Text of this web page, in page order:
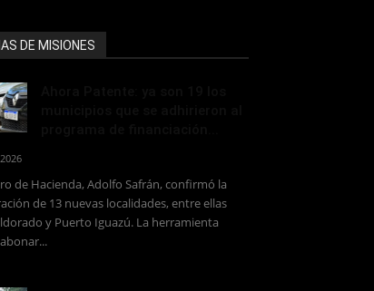
DE MISIONES
de Hacienda, Adolfo Safrán, confirmó la
de 13 nuevas localidades, entre ellas
y Puerto Iguazú. La herramienta